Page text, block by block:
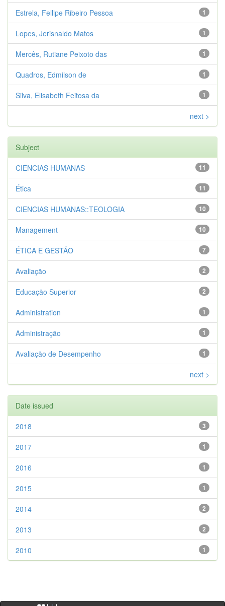
1
Estrela, Fellipe Ribeiro Pessoa
1
Lopes, Jerisnaldo Matos
1
Mercês, Rutiane Peixoto das
1
Quadros, Edmilson de
1
Silva, Elisabeth Feitosa da
next >
Subject
11
CIENCIAS HUMANAS
11
Ética
10
CIENCIAS HUMANAS::TEOLOGIA
10
Management
7
ÉTICA E GESTÃO
2
Avaliação
2
Educação Superior
1
Administration
1
Administração
1
Avaliação de Desempenho
next >
Date issued
3
2018
1
2017
1
2016
1
2015
2
2014
2
2013
1
2010